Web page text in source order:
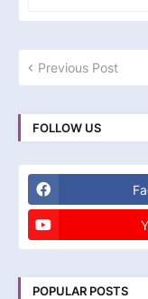
Previous Post
FOLLOW US
POPULAR POSTS